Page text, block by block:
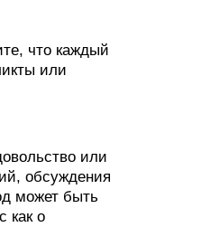
что каждый
или
или
обсуждения
может быть
как о